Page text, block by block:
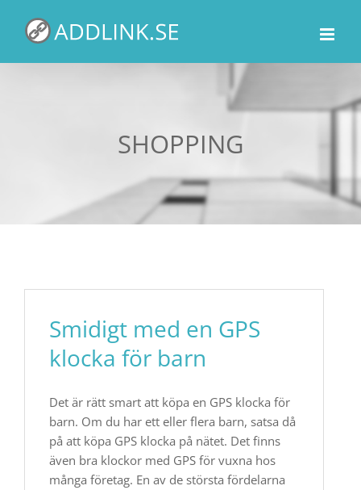
innehållet
SHOPPING
Smidigt med en GPS
klocka för barn
Det är rätt smart att köpa en GPS klocka för
barn. Om du har ett eller flera barn, satsa då
på att köpa GPS klocka på nätet. Det finns
även bra klockor med GPS för vuxna hos
många företag. En av de största fördelarna